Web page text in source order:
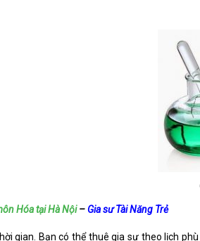
Hóa tại Hà Nội– Gia sư Tài Năng Trẻ
gian. Bạn có thể thuê gia sư theo lịch